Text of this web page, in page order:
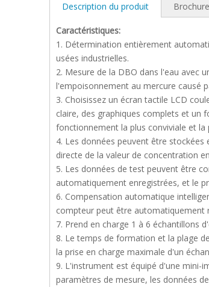
Description du produit Brochure
Caractéristiques:
1. Détermination entièrement
usées industrielles.
2. Mesure de la DBO dans l'eau avec
l'empoisonnement au mercure causé
3. Choisissez un écran tactile LCD
claire, des graphiques complets et un
fonctionnement la plus conviviale et la
4. Les données peuvent être
directe de la valeur de concentration
5. Les données de test peuvent être
automatiquement enregistrées, et le
6. Compensation automatique
compteur peut être automatiquement
7. Prend en charge 1 à 6 échantillons
8. Le temps de formation et la plage
la prise en charge maximale d'un
9. L'instrument est équipé d'une mini-
paramètres de mesure, les données